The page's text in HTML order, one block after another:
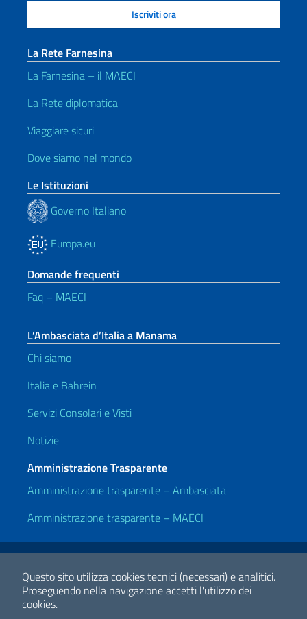
Questo sito utilizza cookies tecnici (necessari) e analitici.
Proseguendo nella navigazione accetti l'utilizzo dei
cookies.
La Rete Farnesina
La Farnesina – il MAECI
La Rete diplomatica
Viaggiare sicuri
Dove siamo nel mondo
Le Istituzioni
Governo Italiano
Europa.eu
Domande frequenti
Faq – MAECI
L’Ambasciata d’Italia a Manama
Chi siamo
Italia e Bahrein
Servizi Consolari e Visti
Notizie
Amministrazione Trasparente
Amministrazione trasparente – Ambasciata
Amministrazione trasparente – MAECI
Link Utili